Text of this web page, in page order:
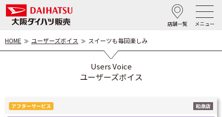
店舗一覧 メニュー
HOME ユーザーズボイス スイーツも毎回楽しみ
Users Voice
ユーザーズボイス
アフターサービス 和泉店